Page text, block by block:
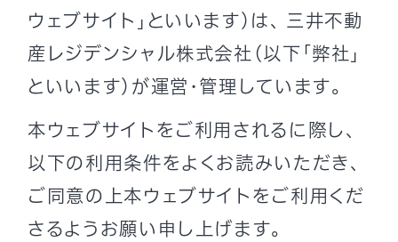
ウェブサイト」といいます）は、 三井不動
産レジデンシャル株式会社（以下「弊社」
といいます）が運営・管理しています。
本ウェブサイトをご利用されるに際し、
以下の利用条件をよくお読みいただき、
ご同意の上本ウェブサイトをご利用くだ
さるようお願い申し上げます。